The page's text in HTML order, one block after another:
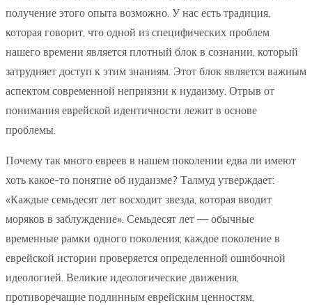
получение этого опыта возможно. У нас есть традиция,
которая говорит, что одной из специфических проблем
нашего времени является плотный блок в сознании, который
затрудняет доступ к этим знаниям. Этот блок является важным
аспектом современной неприязни к иудаизму. Отрыв от
понимания еврейской идентичности лежит в основе
проблемы.
Почему так много евреев в нашем поколении едва ли имеют
хоть какое-то понятие об иудаизме? Талмуд утверждает:
«Каждые семьдесят лет восходит звезда, которая вводит
моряков в заблуждение». Семьдесят лет — обычные
временные рамки одного поколения; каждое поколение в
еврейской истории проверяется определенной ошибочной
идеологией. Великие идеологические движения,
противоречащие подлинным еврейским ценностям,